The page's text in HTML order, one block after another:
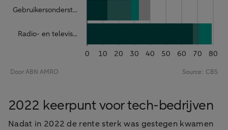
2022 keerpunt voor tech-bedrijven
Nadat in 2022 de rente sterk was gestegen kwamen